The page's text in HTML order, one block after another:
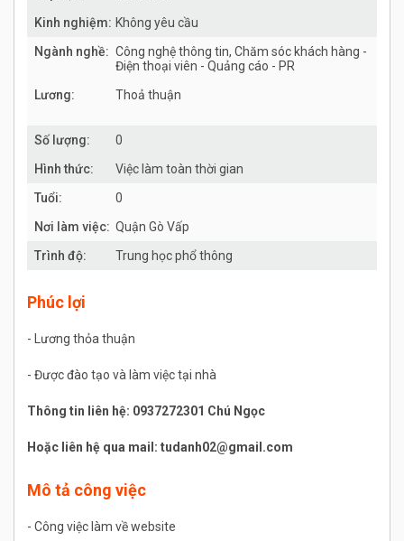
Kinh nghiệm: Không yêu cầu
Ngành nghề: Công nghệ thông tin, Chăm sóc khách hàng -
Điện thoại viên - Quảng cáo - PR
Lương:
Thoả thuận
Số lượng:
0
Hình thức:
Việc làm toàn thời gian
Tuổi:
0
Nơi làm việc: Quận Gò Vấp
Trình độ:
Trung học phổ thông
Phúc lợi
- Lương thỏa thuận
- Được đào tạo và làm việc tại nhà
Thông tin liên hệ: 0937272301 Chú Ngọc
Hoặc liên hệ qua mail: tudanh02@gmail.com
Mô tả công việc
- Công việc làm về website